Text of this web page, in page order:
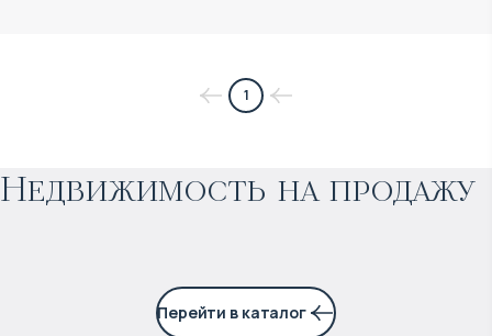
1
Недвижимость на продажу
4% годовых
Перейти в каталог